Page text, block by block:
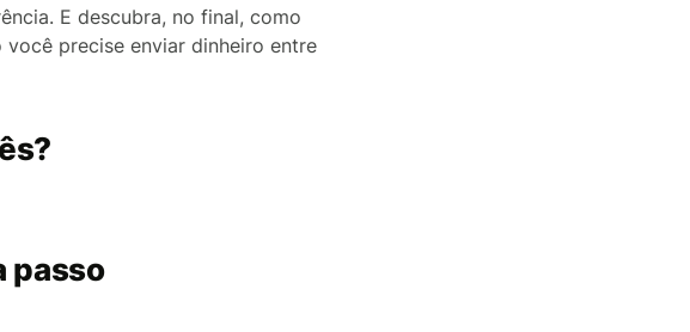
E descubra, no final, como
precise enviar dinheiro entre
passo